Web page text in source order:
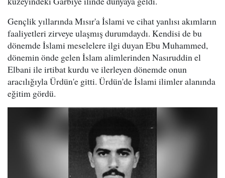
Gençlik yıllarında Mısır'a İslami ve cihat yanlısı akımların
faaliyetleri zirveye ulaşmış durumdaydı. Kendisi de bu
dönemde İslami meselelere ilgi duyan Ebu Muhammed,
dönemin önde gelen İslam alimlerinden Nasıruddin el
Elbani ile irtibat kurdu ve ilerleyen dönemde onun
aracılığıyla Ürdün'e gitti. Ürdün'de İslami ilimler alanında
eğitim gördü.